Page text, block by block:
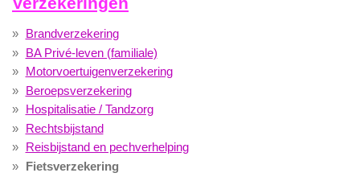
Brandverzekering
BA Privé-leven (familiale)
Motorvoertuigenverzekering
Beroepsverzekering
Hospitalisatie / Tandzorg
Rechtsbijstand
Reisbijstand en pechverhelping
Fietsverzekering